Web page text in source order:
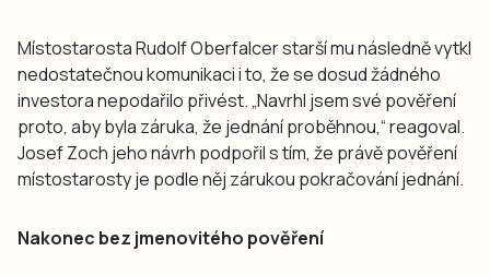
Místostarosta Rudolf Oberfalcer starší mu následně vytkl
nedostatečnou komunikaci i to, že se dosud žádného
investora nepodařilo přivést. „Navrhl jsem své pověření
proto, aby byla záruka, že jednání proběhnou,“ reagoval.
Josef Zoch jeho návrh podpořil s tím, že právě pověření
místostarosty je podle něj zárukou pokračování jednání.
Nakonec bez jmenovitého pověření